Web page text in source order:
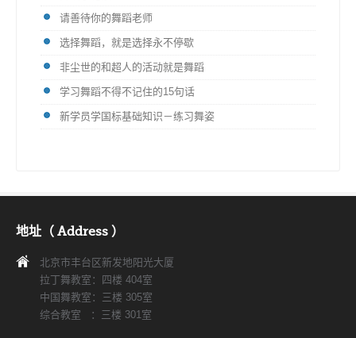
请善待你的舞蹈老师
选择舞蹈，就是选择永不停歇
非尘世的和超人的活动就是舞蹈
学习舞蹈不得不记住的15句话
新学员学国标基础知识－练习舞姿
地址（ Address ）
北京市丰台区新发地阳光大厦
拉丁舞教室：四楼 404室
中国舞教室：三楼 305室
综合教室 ：三楼 301室